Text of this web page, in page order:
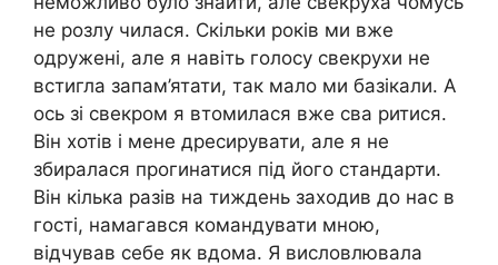
не розлу чилася. Скільки років ми вже
одружені, але я навіть голосу свекрухи не
встигла запам’ятати, так мало ми базікали. А
ось зі свекром я втомилася вже сва ритися.
Він хотів і мене дресирувати, але я не
збиралася прогинатися під його стандарти.
Він кілька разів на тиждень заходив до нас в
гості, намагався командувати мною,
відчував себе як вдома. Я висловлювала